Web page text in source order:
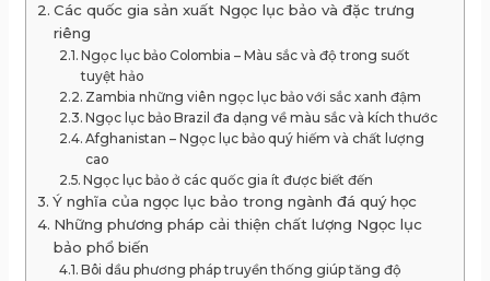
Các quốc gia sản xuất Ngọc lục bảo và đặc trưng
riêng
Ngọc lục bảo Colombia – Màu sắc và độ trong suốt
tuyệt hảo
Zambia những viên ngọc lục bảo với sắc xanh đậm
Ngọc lục bảo Brazil đa dạng về màu sắc và kích thước
Afghanistan – Ngọc lục bảo quý hiếm và chất lượng
cao
Ngọc lục bảo ở các quốc gia ít được biết đến
Ý nghĩa của ngọc lục bảo trong ngành đá quý học
Những phương pháp cải thiện chất lượng Ngọc lục
bảo phổ biến
Bôi dầu phương pháp truyền thống giúp tăng độ